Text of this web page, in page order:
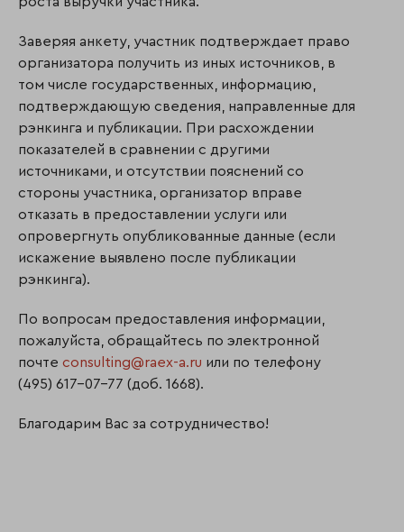
Заверяя анкету, участник подтверждает право
организатора получить из иных источников, в
том числе государственных, информацию,
подтверждающую сведения, направленные для
рэнкинга и публикации. При расхождении
показателей в сравнении с другими
источниками, и отсутствии пояснений со
стороны участника, организатор вправе
отказать в предоставлении услуги или
опровергнуть опубликованные данные (если
искажение выявлено после публикации
рэнкинга).
По вопросам предоставления информации,
пожалуйста, обращайтесь по электронной
почте consulting@raex-a.ru или по телефону
(495) 617-07-77 (доб. 1668).
Благодарим Вас за сотрудничество!